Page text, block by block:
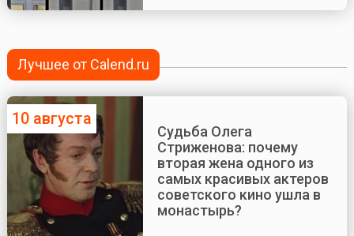
Лучшее от Calend.ru
10 августа
Судьба Олега
Стриженова: почему
вторая жена одного из
самых красивых актеров
советского кино ушла в
монастырь?